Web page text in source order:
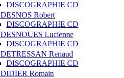
DISCOGRAPHIE CD
DESNOS Robert
DISCOGRAPHIE CD
DESNOUES Lucienne
DISCOGRAPHIE CD
DETRESSAN Renaud
DISCOGRAPHIE CD
DIDIER Romain